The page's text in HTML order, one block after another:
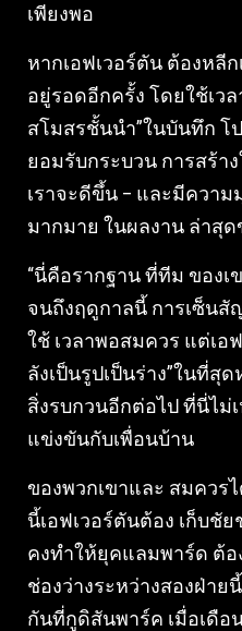
เพียงพอ
หากเอฟเวอร์ตัน ต้องหลี
อยู่รอดอีกครั้ง โดยใช้เว
สโมสรชั้นนํา”ในบันทึก โ
ยอมรับกระบวน การสร้า
เราจะดีขึ้น – และมีควา
มากมาย ในผลงาน ล่าสุ
“นี่คือรากฐาน ที่ทีม ของเ
จนถึงฤดูกาลนี้ การเซ็นสั
ใช้ เวลาพอสมควร แต่เ
ลังเป็นรูปเป็นร่าง”ในที่สุ
สิ่งรบกวนอีกต่อไป ที่นี่ไ
แข่งขันกับเพื่อนบ้าน
ของพวกเขาและ สมควร
นี้เอฟเวอร์ตันต้อง เก็บชั
คงทําให้ยุคแลมพาร์ด ต้
ช่องว่างระหว่างสองฝ่า
กันที่กูดิสันพาร์ค เมื่อเดื